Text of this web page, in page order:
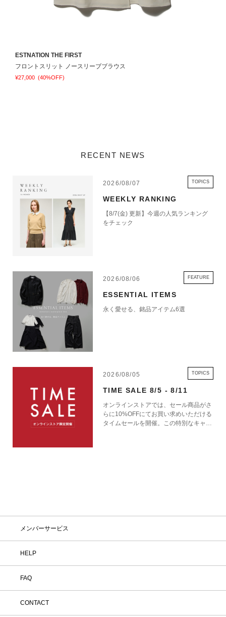
ESTNATION THE FIRST
フロントスリット ノースリーブブラウス
¥27,000 (40%OFF)
RECENT NEWS
2026/08/07 TOPICS
WEEKLY RANKING
【8/7(金) 更新】今週の人気ランキング
をチェック
2026/08/06 FEATURE
ESSENTIAL ITEMS
永く愛せる、銘品アイテム6選
2026/08/05 TOPICS
TIME SALE 8/5 - 8/11
オンラインストアでは、セール商品がさ
らに10%OFFにてお買い求めいただける
タイムセールを開催。この特別なキャン
メンバーサービス
HELP
FAQ
CONTACT